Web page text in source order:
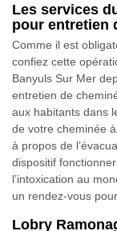
Les services
pour entretien
Comme il est
confiez cette
Banyuls Sur Mer
entretien de
aux habitants dans
de votre cheminée
à propos de
dispositif
l’intoxication au
un rendez-vous
Lobry